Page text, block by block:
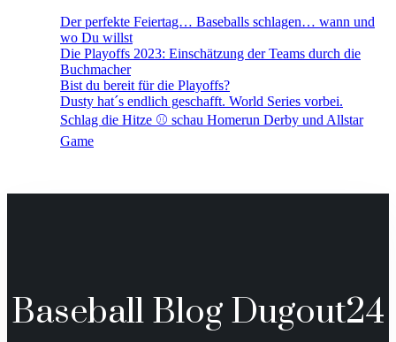
Der perfekte Feiertag… Baseballs schlagen… wann und
wo Du willst
Die Playoffs 2023: Einschätzung der Teams durch die
Buchmacher
Bist du bereit für die Playoffs?
Dusty hat´s endlich geschafft. World Series vorbei.
Schlag die Hitze ⚾️ schau Homerun Derby und Allstar
Game
Baseball Blog Dugout24